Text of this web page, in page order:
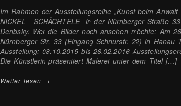
Im Rahmen der Ausstellungsreihe „Kunst beim
NICKEL ∙ SCHÄCHTELE in der Nürnberger Straße
Denbsky. Wer die Bilder noch ansehen möchte: Am
Nürnberger Str. 33 (Eingang Schnurstr. 22) in Hanau
Ausstellung: 08.10.2015 bis 26.02.2016
Die Künstlerin präsentiert Malerei unter dem Titel […]
Weiter lesen →